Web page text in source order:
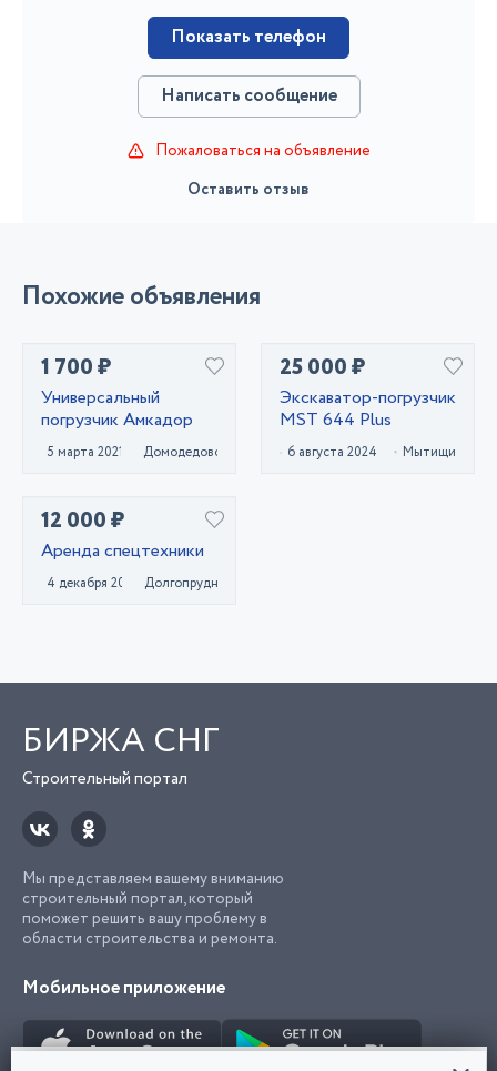
Показать телефон
Написать сообщение
Пожаловаться на объявление
Оставить отзыв
Похожие объявления
1 700 ₽
Универсальный
погрузчик Амкадор
5 марта 2021 Домодедово
25 000 ₽
Экскаватор-погрузчик
MST 644 Plus
6 августа 2024 Мытищи
12 000 ₽
Аренда спецтехники
4 декабря 2020 Долгопрудный
БИРЖА СНГ
Строительный портал
Мы представляем вашему вниманию
строительный портал, который
поможет решить вашу проблему в
области строительства и ремонта.
Мобильное приложение